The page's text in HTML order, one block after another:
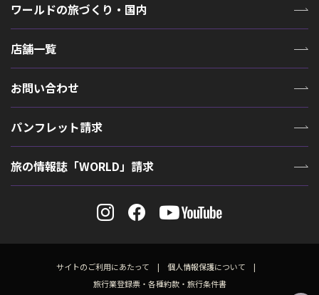
ワールドの旅づくり・国内
店舗一覧
お問い合わせ
パンフレット請求
旅の情報誌「WORLD」請求
サイトのご利用にあたって
個人情報保護について
旅行業登録票・各種約款・旅行条件書